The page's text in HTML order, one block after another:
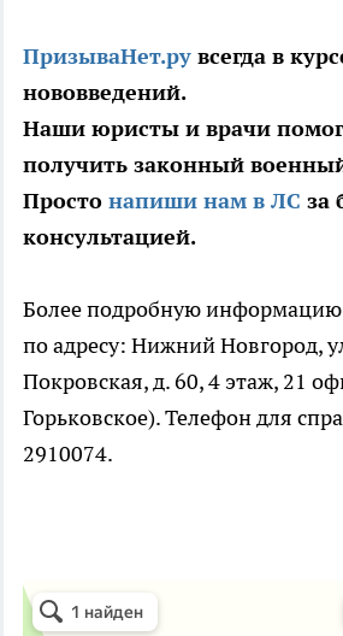
ПризываНет.ру всегда в
нововведений.
Наши юристы и врачи
получить законный
Просто напиши нам в ЛС за
консультацией.
Более подробную
по адресу: Нижний Новгород,
Покровская, д. 60, 4 этаж, 21
Горьковское). Телефон для
2910074.